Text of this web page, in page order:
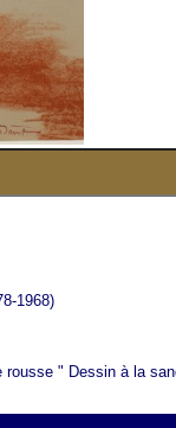
1968)
rousse " Dessin à la